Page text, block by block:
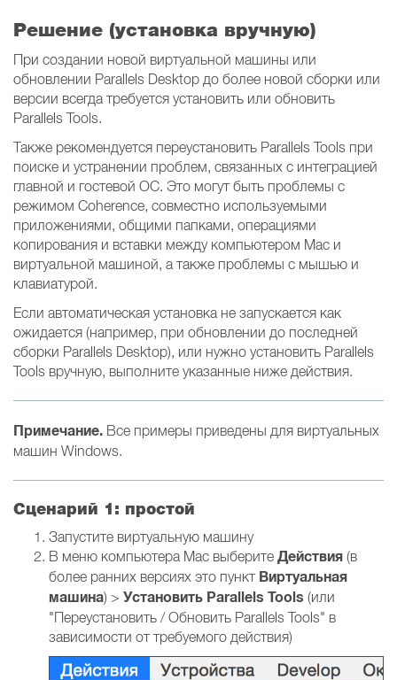
Решение (установка вручную)
При создании новой виртуальной машины или
обновлении Parallels Desktop до более новой сборки или
версии всегда требуется установить или обновить
Parallels Tools.
Также рекомендуется переустановить Parallels Tools при
поиске и устранении проблем, связанных с интеграцией
главной и гостевой ОС. Это могут быть проблемы с
режимом Coherence, совместно используемыми
приложениями, общими папками, операциями
копирования и вставки между компьютером Mac и
виртуальной машиной, а также проблемы с мышью и
клавиатурой.
Если автоматическая установка не запускается как
ожидается (например, при обновлении до последней
сборки Parallels Desktop), или нужно установить Parallels
Tools вручную, выполните указанные ниже действия.
Примечание. Все примеры приведены для виртуальных
машин Windows.
Сценарий 1: простой
Запустите виртуальную машину
В меню компьютера Mac выберите Действия (в
более ранних версиях это пункт Виртуальная
машина) > Установить Parallels Tools (или
"Переустановить / Обновить Parallels Tools" в
зависимости от требуемого действия)